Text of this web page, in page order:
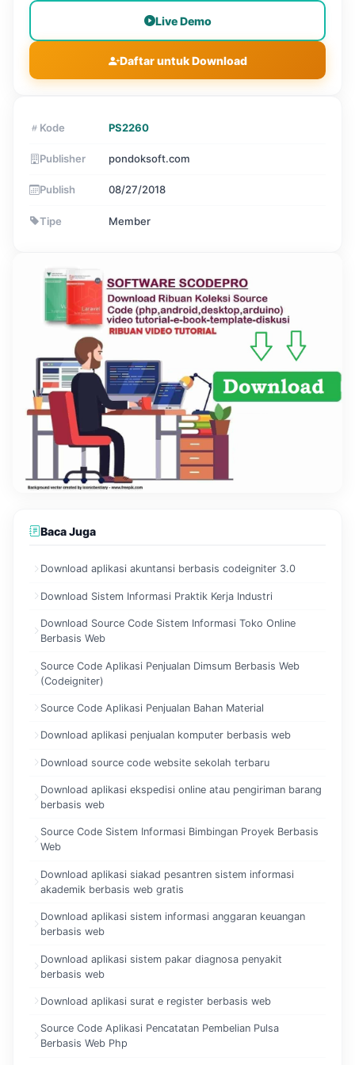
Live Demo
Daftar untuk Download
Kode PS2260
Publisher pondoksoft.com
Publish 08/27/2018
Tipe Member
Baca Juga
Download aplikasi akuntansi berbasis codeigniter 3.0
Download Sistem Informasi Praktik Kerja Industri
Download Source Code Sistem Informasi Toko Online
Berbasis Web
Source Code Aplikasi Penjualan Dimsum Berbasis Web
(Codeigniter)
Source Code Aplikasi Penjualan Bahan Material
Download aplikasi penjualan komputer berbasis web
Download source code website sekolah terbaru
Download aplikasi ekspedisi online atau pengiriman barang
berbasis web
Source Code Sistem Informasi Bimbingan Proyek Berbasis
Web
Download aplikasi siakad pesantren sistem informasi
akademik berbasis web gratis
Download aplikasi sistem informasi anggaran keuangan
berbasis web
Download aplikasi sistem pakar diagnosa penyakit
berbasis web
Download aplikasi surat e register berbasis web
Source Code Aplikasi Pencatatan Pembelian Pulsa
Berbasis Web Php